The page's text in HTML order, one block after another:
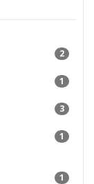
2
1
3
1
1